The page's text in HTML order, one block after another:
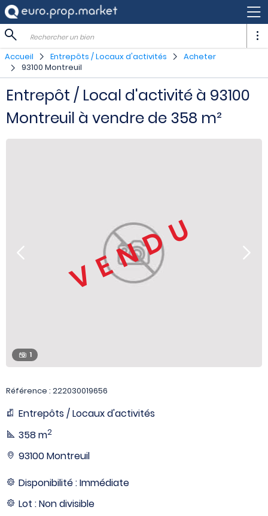
Rechercher un bien
Accueil Entrepôts / Locaux d'activités
Acheter
93100 Montreuil
Entrepôt / Local d'activité à 93100
Montreuil à vendre de 358 m²
VENDU
1
Référence : 222030019656
Entrepôts / Locaux d'activités
358 m2
93100 Montreuil
Disponibilité : Immédiate
Lot : Non divisible